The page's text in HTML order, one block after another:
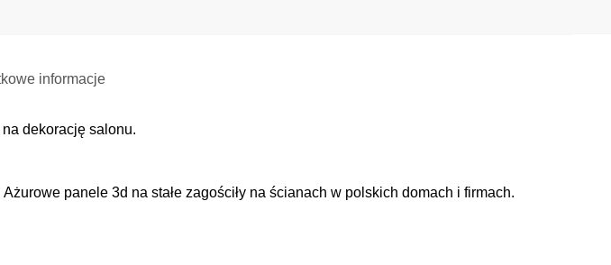
informacje
dekorację salonu.
panele 3d na stałe zagościły na ścianach w polskich domach i firmach.